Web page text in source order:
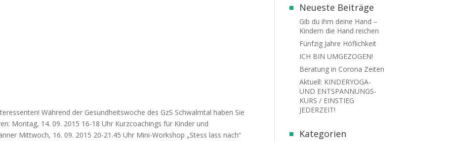
Während der Gesundheitswoche des GzS Schwalmtal haben Sie
Montag, 14. 09. 2015 16-18 Uhr Kurzcoachings für Kinder und
Mittwoch, 16. 09. 2015 20-21.45 Uhr Mini-Workshop „Stess lass nach“
Neueste Beiträge
Gib du ihm deine Hand –
Kindern die Hand reichen
Fünfzig Jahre Höflichkeit
ICH BIN UMGEZOGEN!
Beratung in Corona Zeiten
Aktuell: KINDERYOGA-
UND ENTSPANNUNGS-
KURS / EINSTIEG
JEDERZEIT!
Kategorien